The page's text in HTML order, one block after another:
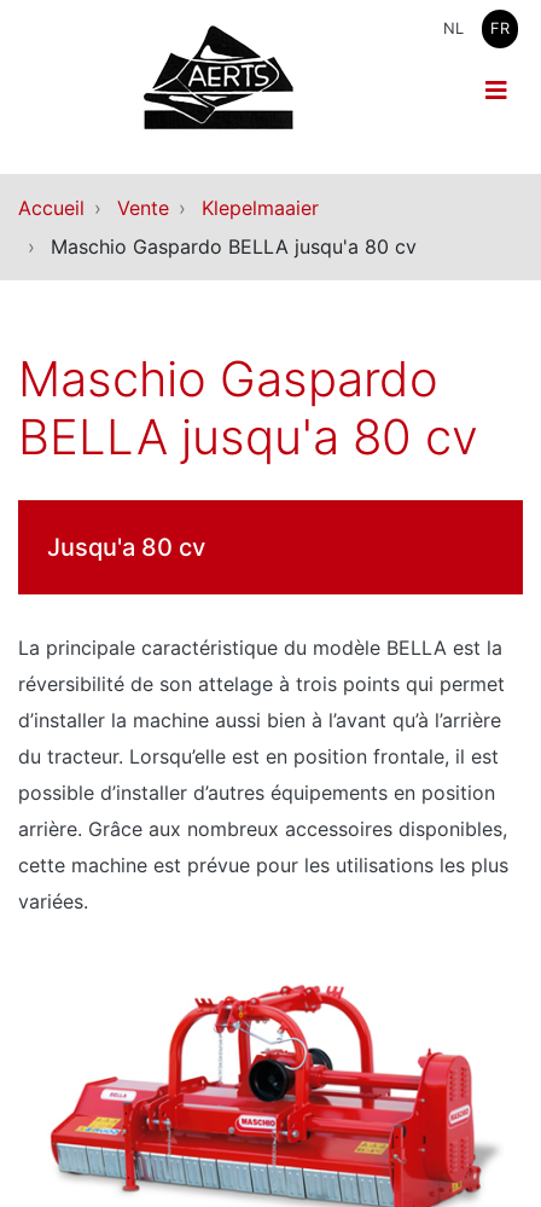
NL FR
Accueil Vente
Klepelmaaier
Maschio Gaspardo BELLA jusqu'a 80 cv
Maschio Gaspardo
BELLA jusqu'a 80 cv
Jusqu'a 80 cv
La principale caractéristique du modèle BELLA est la
réversibilité de son attelage à trois points qui permet
d’installer la machine aussi bien à l’avant qu’à l’arrière
du tracteur. Lorsqu’elle est en position frontale, il est
possible d’installer d’autres équipements en position
arrière. Grâce aux nombreux accessoires disponibles,
cette machine est prévue pour les utilisations les plus
variées.